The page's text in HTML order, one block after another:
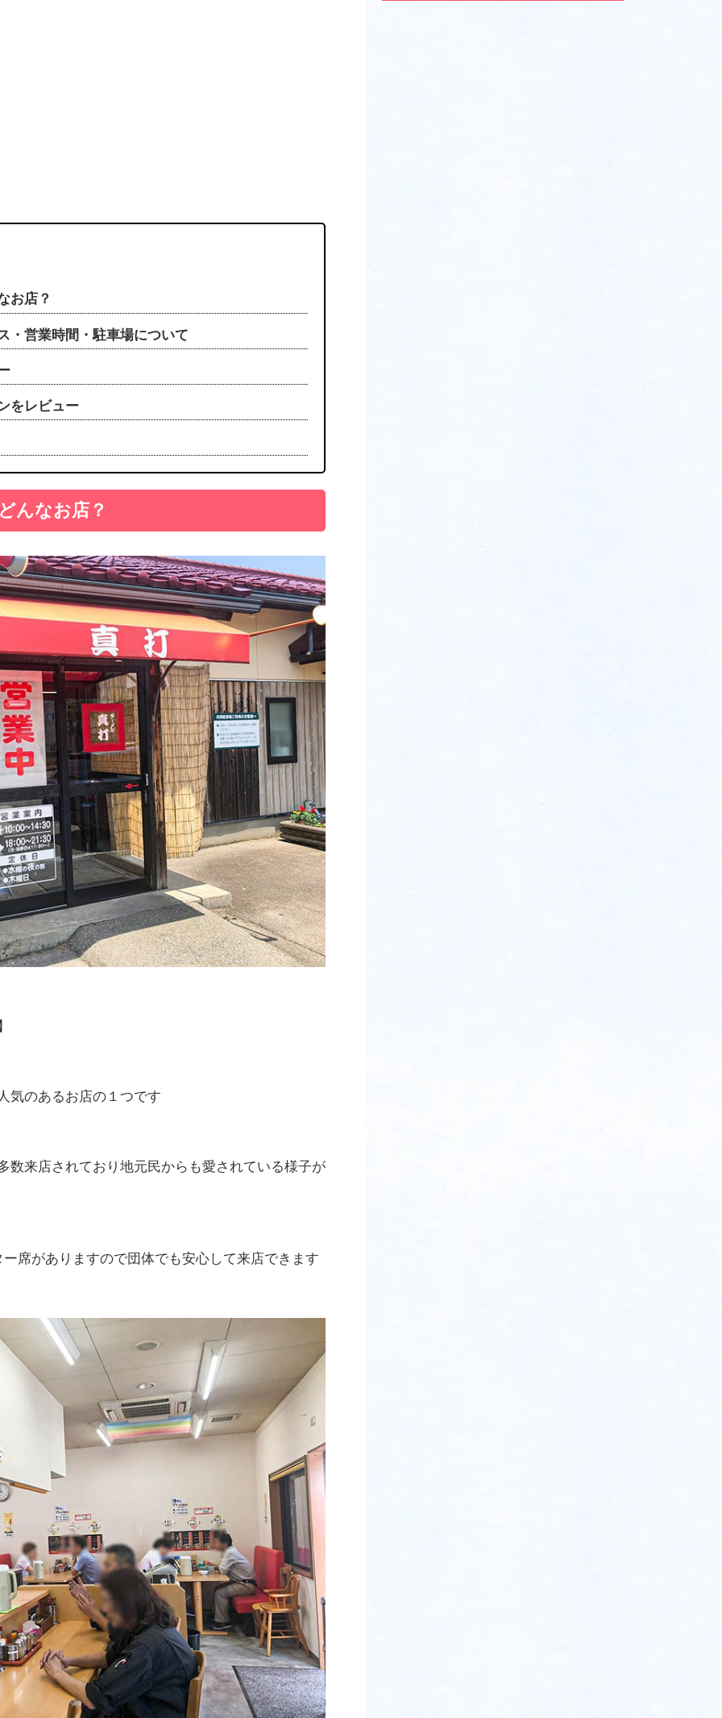
お店？
・営業時間・駐車場について
をレビュー
んなお店？
気のあるお店の１つです
数来店されており地元民からも愛されている様子が
席がありますので団体でも安心して来店できます